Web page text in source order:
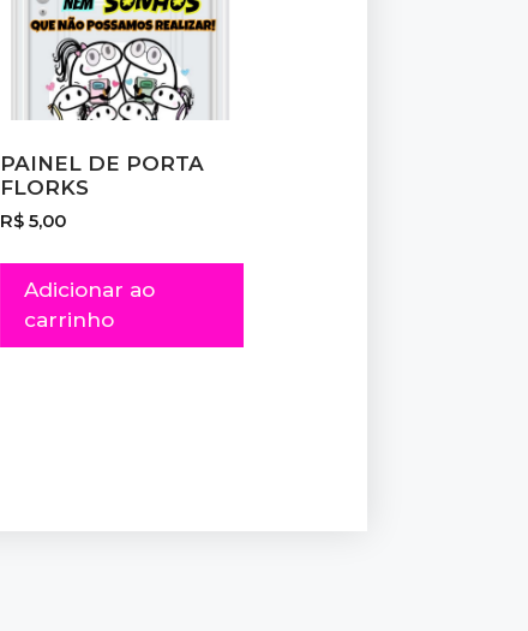
PAINEL DE PORTA
FLORKS
R$ 5,00
Adicionar ao
carrinho